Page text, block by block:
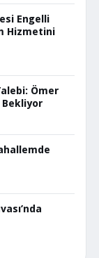
Engelli
Hizmetini
Ömer
Bekliyor